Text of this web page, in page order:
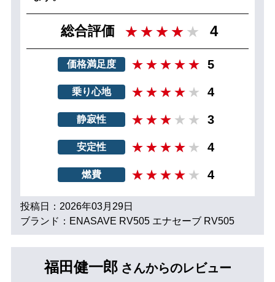
総合評価 4
価格満足度 5
乗り心地 4
静寂性 3
安定性 4
燃費 4
投稿日：2026年03月29日
ブランド：ENASAVE RV505 エナセーブ RV505
福田健一郎 さんからのレビュー